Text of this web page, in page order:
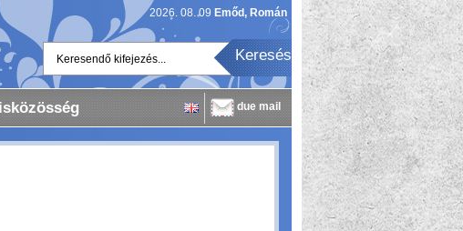
2026. 08. 09 Emőd, Román
Keresendő kifejezés...
due mail